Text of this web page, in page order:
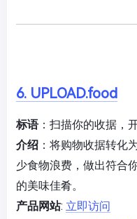
6. UPLOAD.food
标语：扫描你的收据，
介绍 ：将购物收据转化
少食物浪费，做出符合
的美味佳肴。
产品网站: 立即访问